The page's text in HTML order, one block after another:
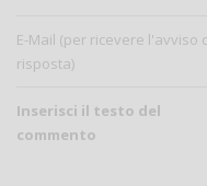
E-Mail (per ricevere l'avviso
risposta)
Inserisci il testo del
commento